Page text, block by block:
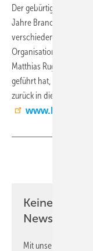
Der gebürtige Badener
Jahre
verschiedenen
Organisation und
Matthias Ruggaber, der
geführt hat, wechselte
zurück in die
Keine Zeit?
Newsletter!
Mit unserem